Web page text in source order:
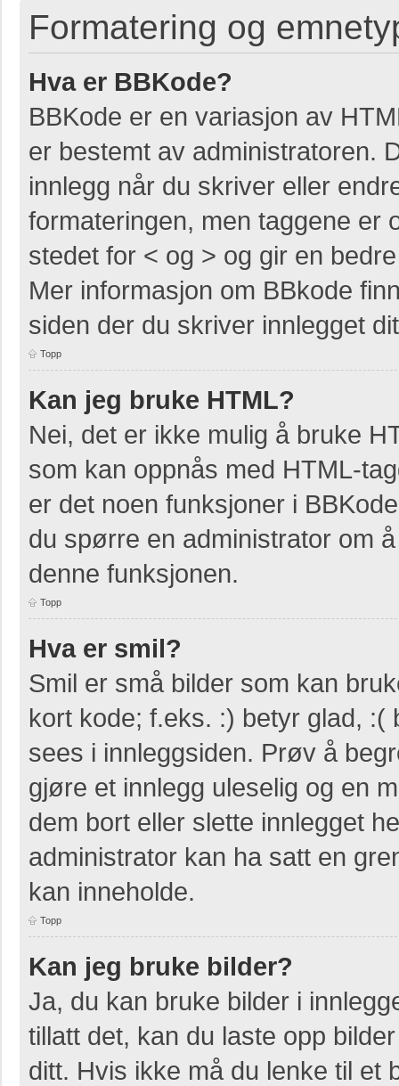
Formatering og
Hva er BBKode?
BBKode er en variasjon av
er bestemt av administratoren.
innlegg når du skriver eller
formateringen, men taggene er
stedet for < og > og gir en
Mer informasjon om BBkode
siden der du skriver innlegget
Topp
Kan jeg bruke HTML?
Nei, det er ikke mulig å bruke
som kan oppnås med HTML-
er det noen funksjoner i
du spørre en administrator om
denne funksjonen.
Topp
Hva er smil?
Smil er små bilder som kan
kort kode; f.eks. :) betyr glad,
sees i innleggsiden. Prøv å
gjøre et innlegg uleselig og en
dem bort eller slette innlegget
administrator kan ha satt en
kan inneholde.
Topp
Kan jeg bruke bilder?
Ja, du kan bruke bilder i
tillatt det, kan du laste opp
ditt. Hvis ikke må du lenke til et